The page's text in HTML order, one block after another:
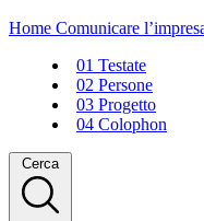
Home Comunicare
01 Testate
02 Persone
03 Progetto
04 Colophon
Cerca